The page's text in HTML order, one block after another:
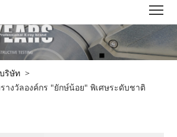
ริษัท >
างวัลองค์กร "ยักษ์น้อย" พิเศษระดับชาติ